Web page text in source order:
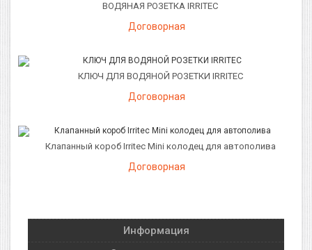
ВОДЯНАЯ РОЗЕТКА IRRITEC
Договорная
КЛЮЧ ДЛЯ ВОДЯНОЙ РОЗЕТКИ IRRITEC
Договорная
Клапанный короб Irritec Mini колодец для автополива
Договорная
Информация